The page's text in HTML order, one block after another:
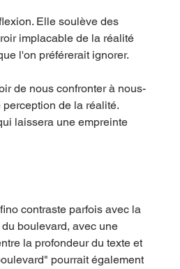
Elle soulève des
implacable de la réalité
l'on préférerait ignorer.
de nous confronter à nous-
de la réalité.
laissera une empreinte
contraste parfois avec la
boulevard, avec une
la profondeur du texte et
pourrait également